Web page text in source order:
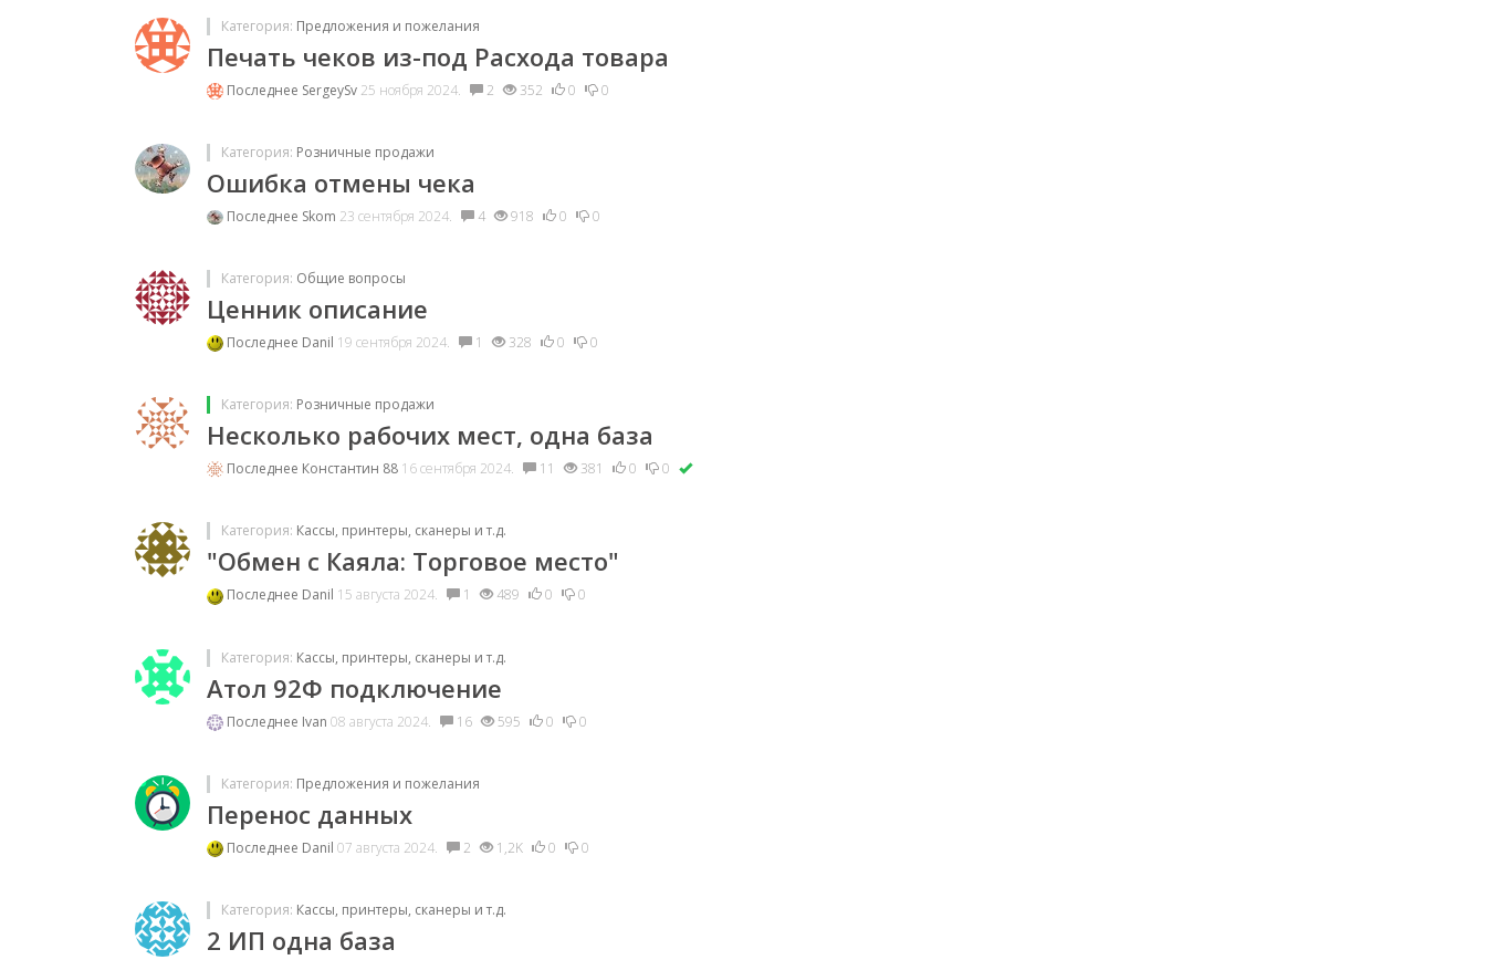
Категория: Предложения и пожелания
Печать чеков из-под Расхода товара
Последнее SergeySv 25 ноября 2024. 2 352 0 0
Категория: Розничные продажи
Ошибка отмены чека
Последнее Skom 23 сентября 2024. 4 918 0 0
Категория: Общие вопросы
Ценник описание
Последнее Danil 19 сентября 2024. 1 328 0 0
Категория: Розничные продажи
Несколько рабочих мест, одна база
Последнее Константин 88 16 сентября 2024. 11 381 0 0
Категория: Кассы, принтеры, сканеры и т.д.
"Обмен с Каяла: Торговое место"
Последнее Danil 15 августа 2024. 1 489 0 0
Категория: Кассы, принтеры, сканеры и т.д.
Атол 92Ф подключение
Последнее Ivan 08 августа 2024. 16 595 0 0
Категория: Предложения и пожелания
Перенос данных
Последнее Danil 07 августа 2024. 2 1,2K 0 0
Категория: Кассы, принтеры, сканеры и т.д.
2 ИП одна база